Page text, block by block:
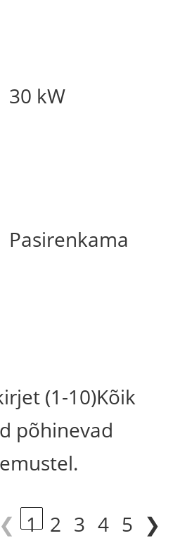
30 kW
Pasirenkama
(1-10)Kõik
põhinevad
❮ 1 2 3 4 5 ❯